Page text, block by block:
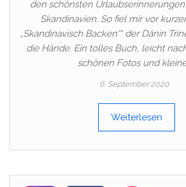
den schönsten
Skandinavien. So fiel mir vor
„Skandinavisch Backen“* der Dänin
die Hände. Ein tolles Buch, leicht
schönen Fotos und
6. September 2020
Weiterlesen